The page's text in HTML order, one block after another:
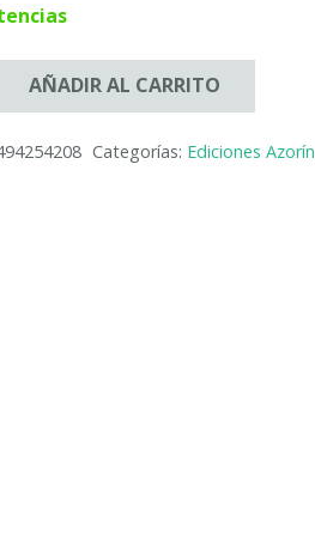
AÑADIR AL CARRITO
Categorías: Ediciones Azorín